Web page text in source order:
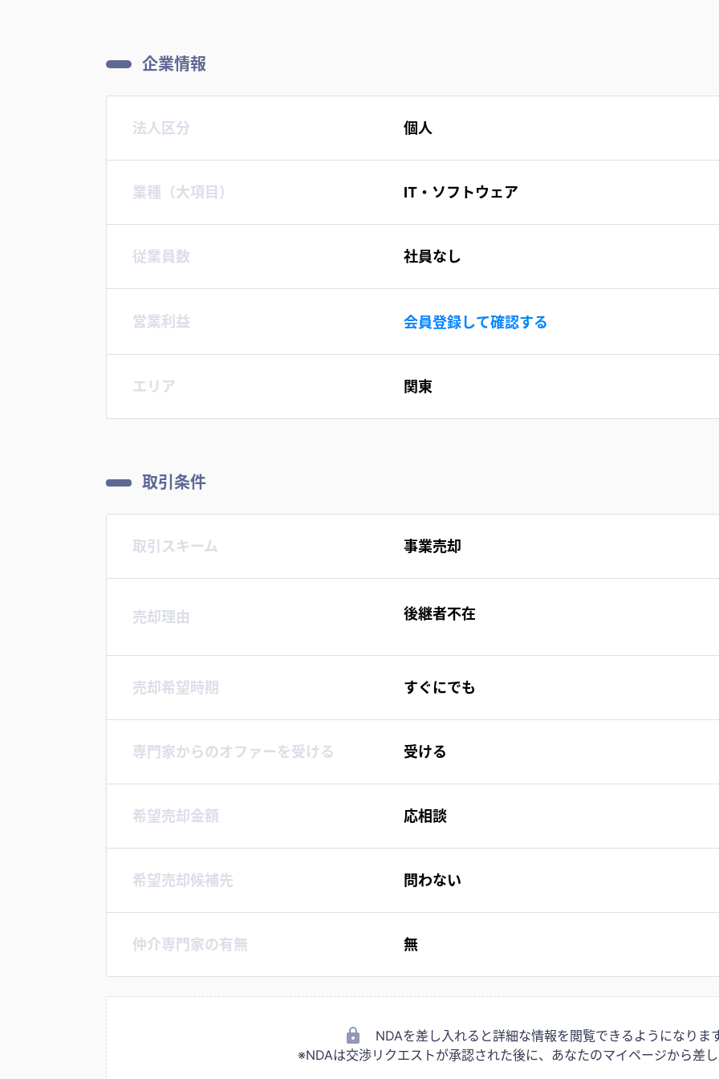
企業情報
法人区分 個人
業種（大項目） IT・ソフトウェア
従業員数 社員なし
営業利益 会員登録して確認する
エリア 関東
取引条件
取引スキーム 事業売却
売却理由 後継者不在
売却希望時期 すぐにでも
専門家からのオファーを受ける 受ける
希望売却金額 応相談
希望売却候補先 問わない
仲介専門家の有無 無
NDAを差し入れると詳細な情報を閲覧できるようになりま
※NDAは交渉リクエストが承認された後に、あなたのマイページから差